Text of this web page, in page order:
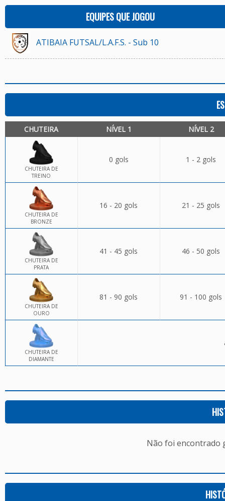
EQUIPES QUE JOGOU
ATIBAIA FUTSAL/L.A.F.S. - Sub 10
CHUTEIRA NÍVEL 1 NÍVEL 2
CHUTEIRA DE
TREINO
0 gols 1 - 2 gols
CHUTEIRA DE
BRONZE
16 - 20 gols 21 - 25 gols
CHUTEIRA DE
PRATA
41 - 45 gols 46 - 50 gols
CHUTEIRA DE
OURO
81 - 90 gols 91 - 100 gols
CHUTEIRA DE
DIAMANTE
Não foi encontrado